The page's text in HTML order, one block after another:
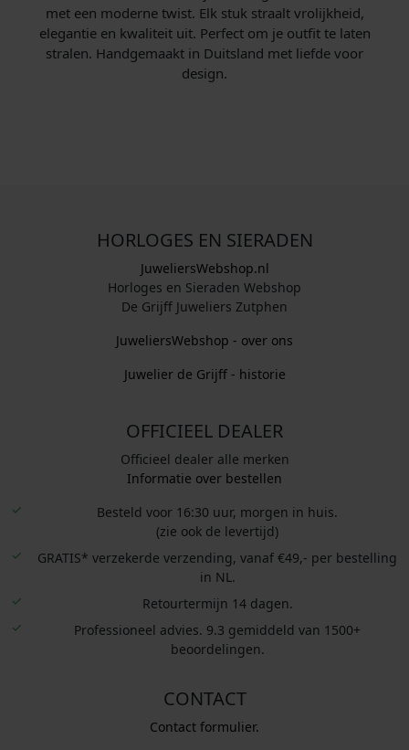
met een moderne twist. Elk stuk straalt vrolijkheid,
elegantie en kwaliteit uit. Perfect om je outfit te laten
stralen. Handgemaakt in Duitsland met liefde voor
design.
HORLOGES EN SIERADEN
JuweliersWebshop.nl
Horloges en Sieraden Webshop
De Grijff Juweliers Zutphen
JuweliersWebshop - over ons
Juwelier de Grijff - historie
OFFICIEEL DEALER
Officieel dealer alle merken
Informatie over bestellen
Besteld voor 16:30 uur, morgen in huis.
(zie ook de levertijd)
GRATIS* verzekerde verzending, vanaf €49,- per bestelling
in NL.
Retourtermijn 14 dagen.
Professioneel advies. 9.3 gemiddeld van 1500+
beoordelingen.
CONTACT
Contact formulier.